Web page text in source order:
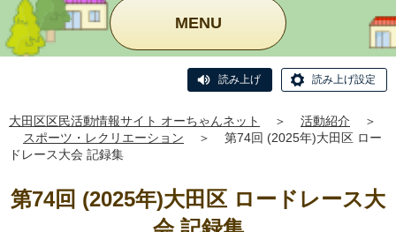
MENU
読み上げ 読み上げ設定
大田区区民活動情報サイト オーちゃんネット ＞ 活動紹介
＞
スポーツ・レクリエーション
＞
第74回 (2025年)大田区 ロー
ドレース大会 記録集
第74回 (2025年)大田区 ロードレース大